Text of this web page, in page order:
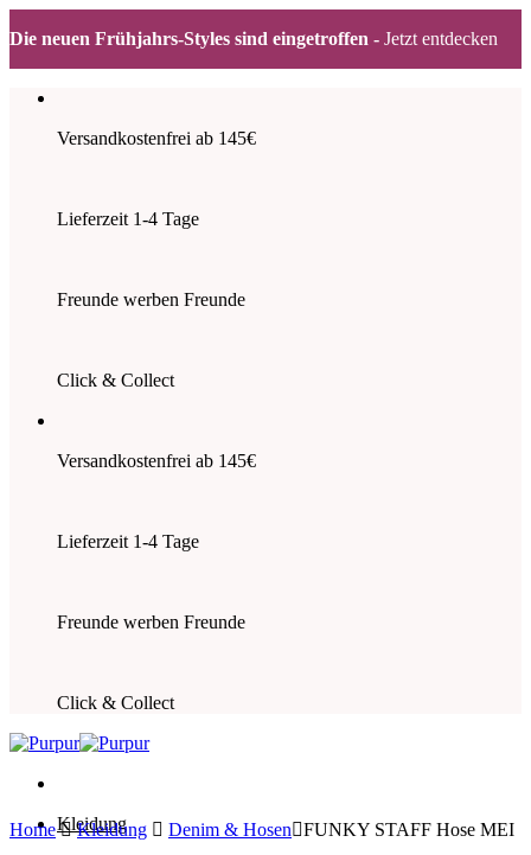
Die neuen Frühjahrs-Styles sind eingetroffen - Jetzt entdecken
Inhalt
Versandkostenfrei ab 145€
Lieferzeit 1-4 Tage
Freunde werben Freunde
Click & Collect
Versandkostenfrei ab 145€
Lieferzeit 1-4 Tage
Freunde werben Freunde
Click & Collect
Kleidung
Home Kleidung Denim & Hosen FUNKY STAFF Hose MEI